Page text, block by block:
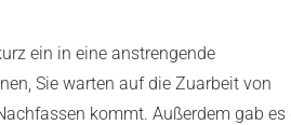
ein in eine anstrengende
Sie warten auf die Zuarbeit von
kommt. Außerdem gab es